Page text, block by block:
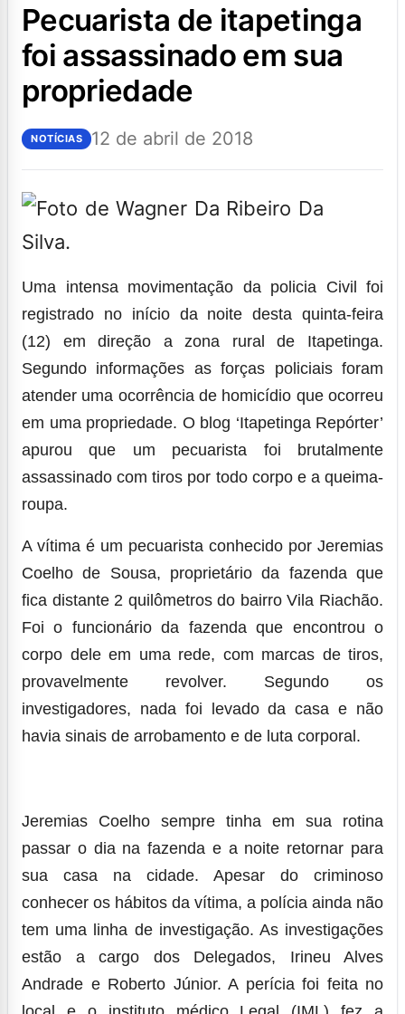
pecuarista de itapetinga
foi assassinado em sua
propriedade
NOTÍCIAS 12 de abril de 2018
Uma intensa movimentação da policia Civil foi
registrado no início da noite desta quinta-feira
(12) em direção a zona rural de Itapetinga.
Segundo informações as forças policiais foram
atender uma ocorrência de homicídio que ocorreu
em uma propriedade. O blog ‘Itapetinga Repórter’
apurou que um pecuarista foi brutalmente
assassinado com tiros por todo corpo e a queima-
roupa.
A vítima é um pecuarista conhecido por Jeremias
Coelho de Sousa, proprietário da fazenda que
fica distante 2 quilômetros do bairro Vila Riachão.
Foi o funcionário da fazenda que encontrou o
corpo dele em uma rede, com marcas de tiros,
provavelmente revolver. Segundo os
investigadores, nada foi levado da casa e não
havia sinais de arrobamento e de luta corporal.
Jeremias Coelho sempre tinha em sua rotina
passar o dia na fazenda e a noite retornar para
sua casa na cidade. Apesar do criminoso
conhecer os hábitos da vítima, a polícia ainda não
tem uma linha de investigação. As investigações
estão a cargo dos Delegados, Irineu Alves
Andrade e Roberto Júnior. A perícia foi feita no